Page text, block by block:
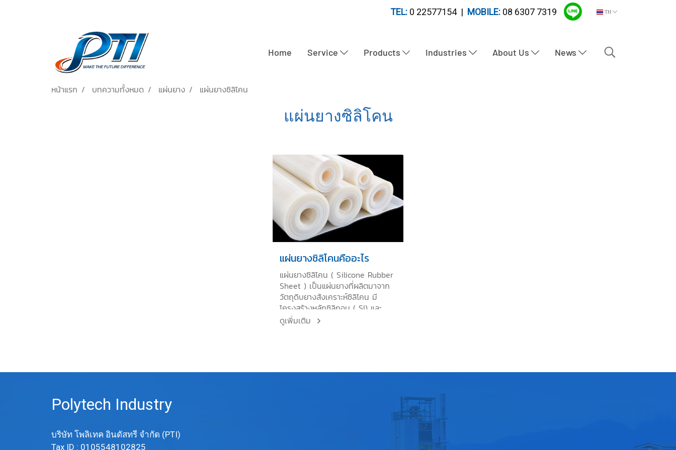
TEL:0 22577154 | MOBILE: 08 6307 7319 TH
Home Service Products Industries About Us News
หน้าแรก บทความทั้งหมด แผ่นยาง แผ่นยางซิลิโคน
แผ่นยางซิลิโคน
แผ่นยางซิลิโคนคืออะไร
แผ่นยางซิลิโคน ( Silicone Rubber
Sheet ) เป็นแผ่นยางที่ผลิตมาจาก
วัตถุดิบยางสังเคราะห์ซิลิโคน มี
โครงสร้างหลักซิลิกอน ( SI) และ
ออกซิเจน ( O ) ซึ่งมีโครงสร้างทาง
ดูเพิ่มเติม
Polytech Industry
บริษัท โพลิเทค อินดัสทรี จำกัด (PTI)
Tax ID : 0105548102825